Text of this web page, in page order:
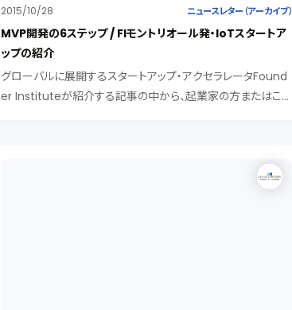
2015/10/28 ニュースレター（アーカイブ）
MVP開発の6ステップ / FIモントリオール発・IoTスタートア
ップの紹介
グローバルに展開するスタートアップ・アクセラレータFound
er Instituteが紹介する記事の中から、起業家の方またはこ